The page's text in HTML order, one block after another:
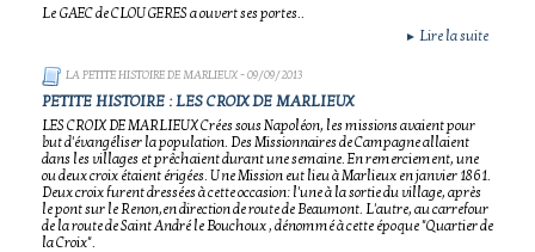
Le GAEC de CLOUGERES a ouvert ses portes..
► Lire la suite
LA PETITE HISTOIRE DE MARLIEUX- 09/09/2013
PETITE HISTOIRE : LES CROIX DE MARLIEUX
LES CROIX DE MARLIEUX Crées sous Napoléon, les missions avaient pour
but d'évangéliser la population. Des Missionnaires de Campagne allaient
dans les villages et prêchaient durant une semaine. En remerciement, une
ou deux croix étaient érigées. Une Mission eut lieu à Marlieux en janvier 1861.
Deux croix furent dressées à cette occasion: l'une à la sortie du village, après
le pont sur le Renon,en direction de route de Beaumont. L'autre, au carrefour
de la route de Saint André le Bouchoux , dénommé à cette époque "Quartier de
la Croix".